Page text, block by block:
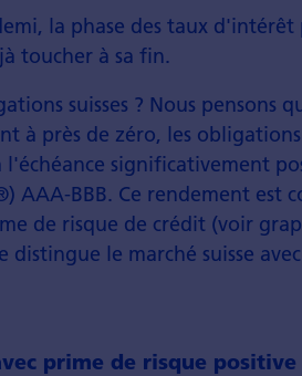
la phase des taux d'intérêt
toucher à sa fin.
suisses ? Nous pensons
à près de zéro, les obligations
significativement
AAA-BBB. Ce rendement est
de risque de crédit (voir
distingue le marché suisse
prime de risque positive